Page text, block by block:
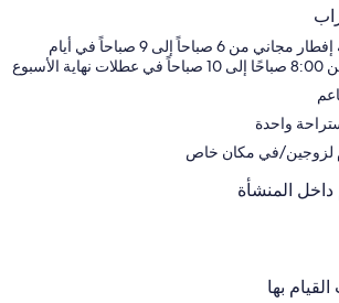
يتوفر بوفيه إفطار مجاني من 6 صباحاً إلى 9 صباحاً في أيام
واحدة
لزوجين/في مكان خاص
المنشأة
بها